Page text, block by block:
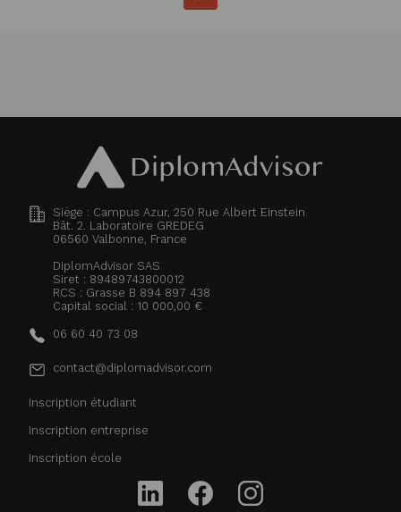
Siège : Campus Azur, 250 Rue Albert Einstein
Bât. 2. Laboratoire GREDEG
06560 Valbonne, France
DiplomAdvisor SAS
Siret : 89489743800012
RCS : Grasse B 894 897 438
Capital social : 10 000,00 €
06 60 40 73 08
contact@diplomadvisor.com
Inscription étudiant
Inscription entreprise
Inscription école